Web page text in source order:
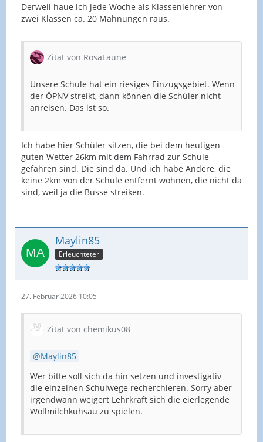
Derweil haue ich jede Woche als Klassenlehrer von
zwei Klassen ca. 20 Mahnungen raus.
Zitat von RosaLaune
Unsere Schule hat ein riesiges Einzugsgebiet. Wenn
der ÖPNV streikt, dann können die Schüler nicht
anreisen. Das ist so.
Ich habe hier Schüler sitzen, die bei dem heutigen
guten Wetter 26km mit dem Fahrrad zur Schule
gefahren sind. Die sind da. Und ich habe Andere, die
keine 2km von der Schule entfernt wohnen, die nicht da
sind, weil ja die Busse streiken.
Maylin85
Erleuchteter
27. Februar 2026 10:05
Zitat von chemikus08
Maylin85
Wer bitte soll sich da hin setzen und investigativ
die einzelnen Schulwege recherchieren. Sorry aber
irgendwann weigert Lehrkraft sich die eierlegende
Wollmilchkuhsau zu spielen.